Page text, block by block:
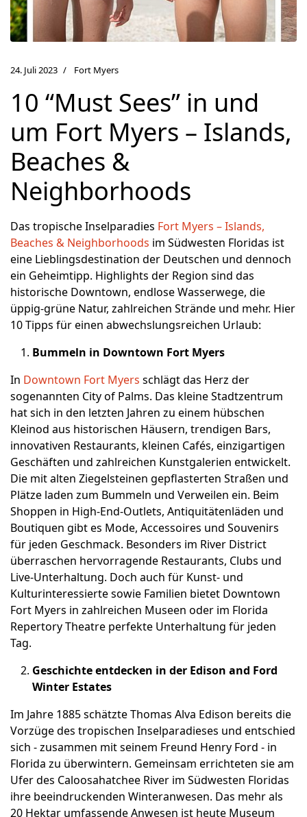
24. Juli 2023 Fort Myers
10 “Must Sees” in und
um Fort Myers – Islands,
Beaches &
Neighborhoods
Das tropische Inselparadies Fort Myers – Islands,
Beaches & Neighborhoods im Südwesten Floridas ist
eine Lieblingsdestination der Deutschen und dennoch
ein Geheimtipp. Highlights der Region sind das
historische Downtown, endlose Wasserwege, die
üppig-grüne Natur, zahlreichen Strände und mehr. Hier
10 Tipps für einen abwechslungsreichen Urlaub:
Bummeln in Downtown Fort Myers
In Downtown Fort Myers schlägt das Herz der
sogenannten City of Palms. Das kleine Stadtzentrum
hat sich in den letzten Jahren zu einem hübschen
Kleinod aus historischen Häusern, trendigen Bars,
innovativen Restaurants, kleinen Cafés, einzigartigen
Geschäften und zahlreichen Kunstgalerien entwickelt.
Die mit alten Ziegelsteinen gepflasterten Straßen und
Plätze laden zum Bummeln und Verweilen ein. Beim
Shoppen in High-End-Outlets, Antiquitätenläden und
Boutiquen gibt es Mode, Accessoires und Souvenirs
für jeden Geschmack. Besonders im River District
überraschen hervorragende Restaurants, Clubs und
Live-Unterhaltung. Doch auch für Kunst- und
Kulturinteressierte sowie Familien bietet Downtown
Fort Myers in zahlreichen Museen oder im Florida
Repertory Theatre perfekte Unterhaltung für jeden
Tag.
Geschichte entdecken in der Edison and Ford
Winter Estates
Im Jahre 1885 schätzte Thomas Alva Edison bereits die
Vorzüge des tropischen Inselparadieses und entschied
sich - zusammen mit seinem Freund Henry Ford - in
Florida zu überwintern. Gemeinsam errichteten sie am
Ufer des Caloosahatchee River im Südwesten Floridas
ihre beeindruckenden Winteranwesen. Das mehr als
20 Hektar umfassende Anwesen ist heute Museum